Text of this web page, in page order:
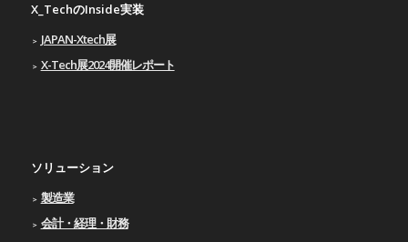
X_TechのInside実装
JAPAN-Xtech展
X-Tech展2024開催レポート
ソリューション
製造業
会計・経理・財務